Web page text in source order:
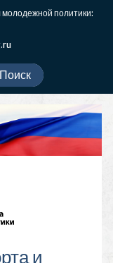
политики:
и